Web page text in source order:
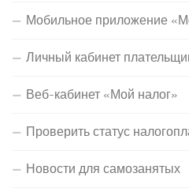
Мобильное приложение
Личный кабинет
Веб-кабинет «Мой налог»
Проверить статус
Новости для самозанятых